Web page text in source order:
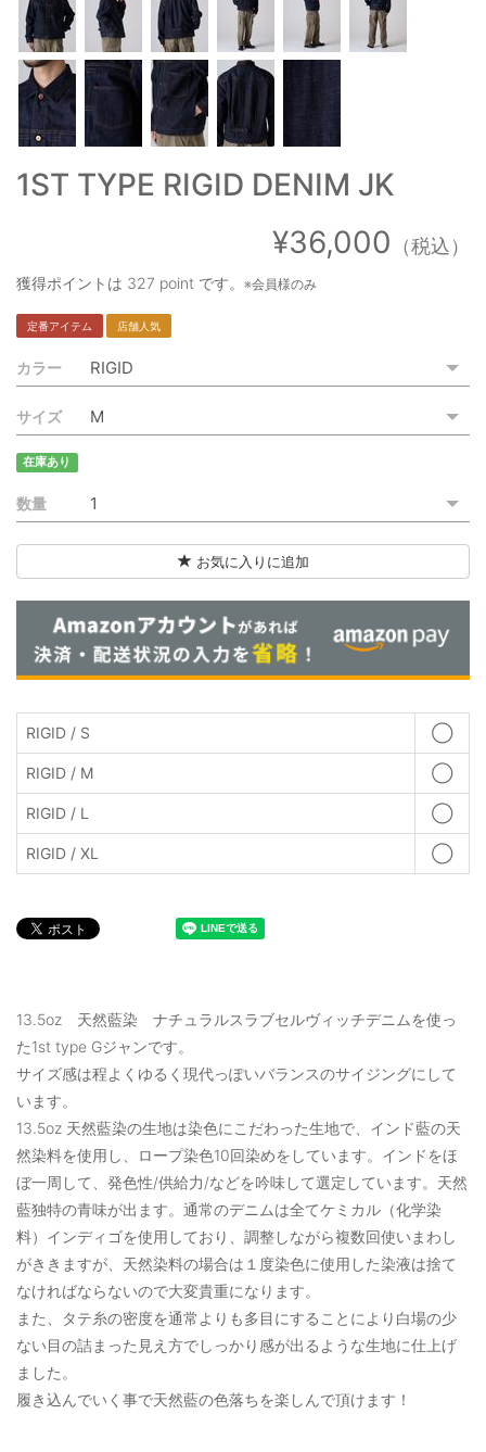
OUTERS : アウター
OUTLET : アウトレット
MENS : メンズ
1ST TYPE RIGID DENIM JK
¥36,000 （税込）
獲得ポイントは 327 point です。 ※会員様のみ
定番アイテム 店舗人気
カラー
サイズ
在庫あり
数量
お気に入りに追加
RIGID / S ◯
RIGID / M ◯
RIGID / L ◯
RIGID / XL ◯
13.5oz 天然藍染 ナチュラルスラブセルヴィッチデニムを使っ
た1st type Gジャンです。
サイズ感は程よくゆるく現代っぽいバランスのサイジングにして
います。
13.5oz 天然藍染の生地は染色にこだわった生地で、インド藍の天
然染料を使用し、ロープ染色10回染めをしています。インドをほ
ぼ一周して、発色性/供給力/などを吟味して選定しています。天然
藍独特の青味が出ます。通常のデニムは全てケミカル（化学染
料）インディゴを使用しており、調整しながら複数回使いまわし
がききますが、天然染料の場合は１度染色に使用した染液は捨て
なければならないので大変貴重になります。
また、タテ糸の密度を通常よりも多目にすることにより白場の少
ない目の詰まった見え方でしっかり感が出るような生地に仕上げ
ました。
履き込んでいく事で天然藍の色落ちを楽しんで頂けます！